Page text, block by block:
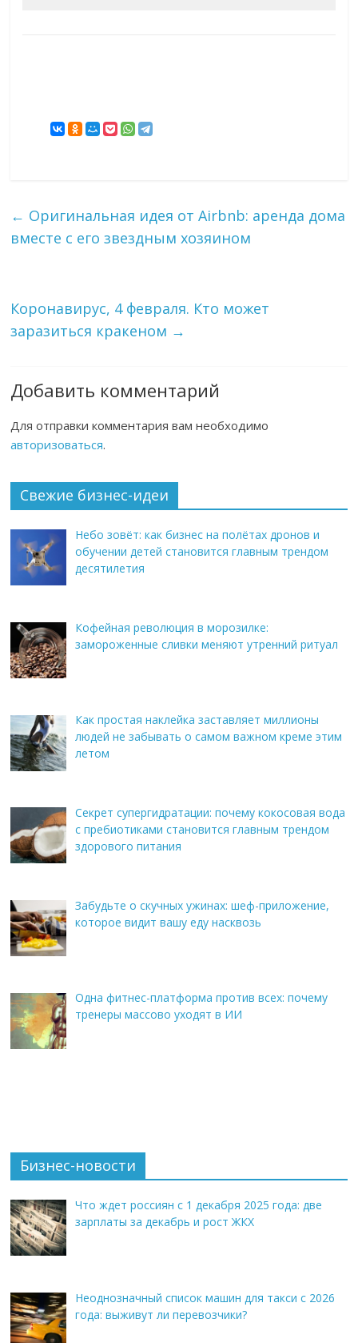
← Оригинальная идея от Airbnb: аренда дома
вместе с его звездным хозяином
Коронавирус, 4 февраля. Кто может
заразиться кракеном →
Добавить комментарий
Для отправки комментария вам необходимо
авторизоваться.
Свежие бизнес-идеи
Небо зовёт: как бизнес на полётах дронов и
обучении детей становится главным трендом
десятилетия
Кофейная революция в морозилке:
замороженные сливки меняют утренний ритуал
Как простая наклейка заставляет миллионы
людей не забывать о самом важном креме этим
летом
Секрет супергидратации: почему кокосовая вода
с пребиотиками становится главным трендом
здорового питания
Забудьте о скучных ужинах: шеф-приложение,
которое видит вашу еду насквозь
Одна фитнес-платформа против всех: почему
тренеры массово уходят в ИИ
Бизнес-новости
Что ждет россиян с 1 декабря 2025 года: две
зарплаты за декабрь и рост ЖКХ
Неоднозначный список машин для такси с 2026
года: выживут ли перевозчики?